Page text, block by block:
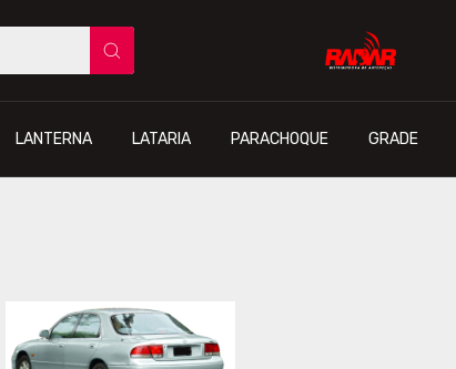
LANTERNA LATARIA PARACHOQUE GRADE